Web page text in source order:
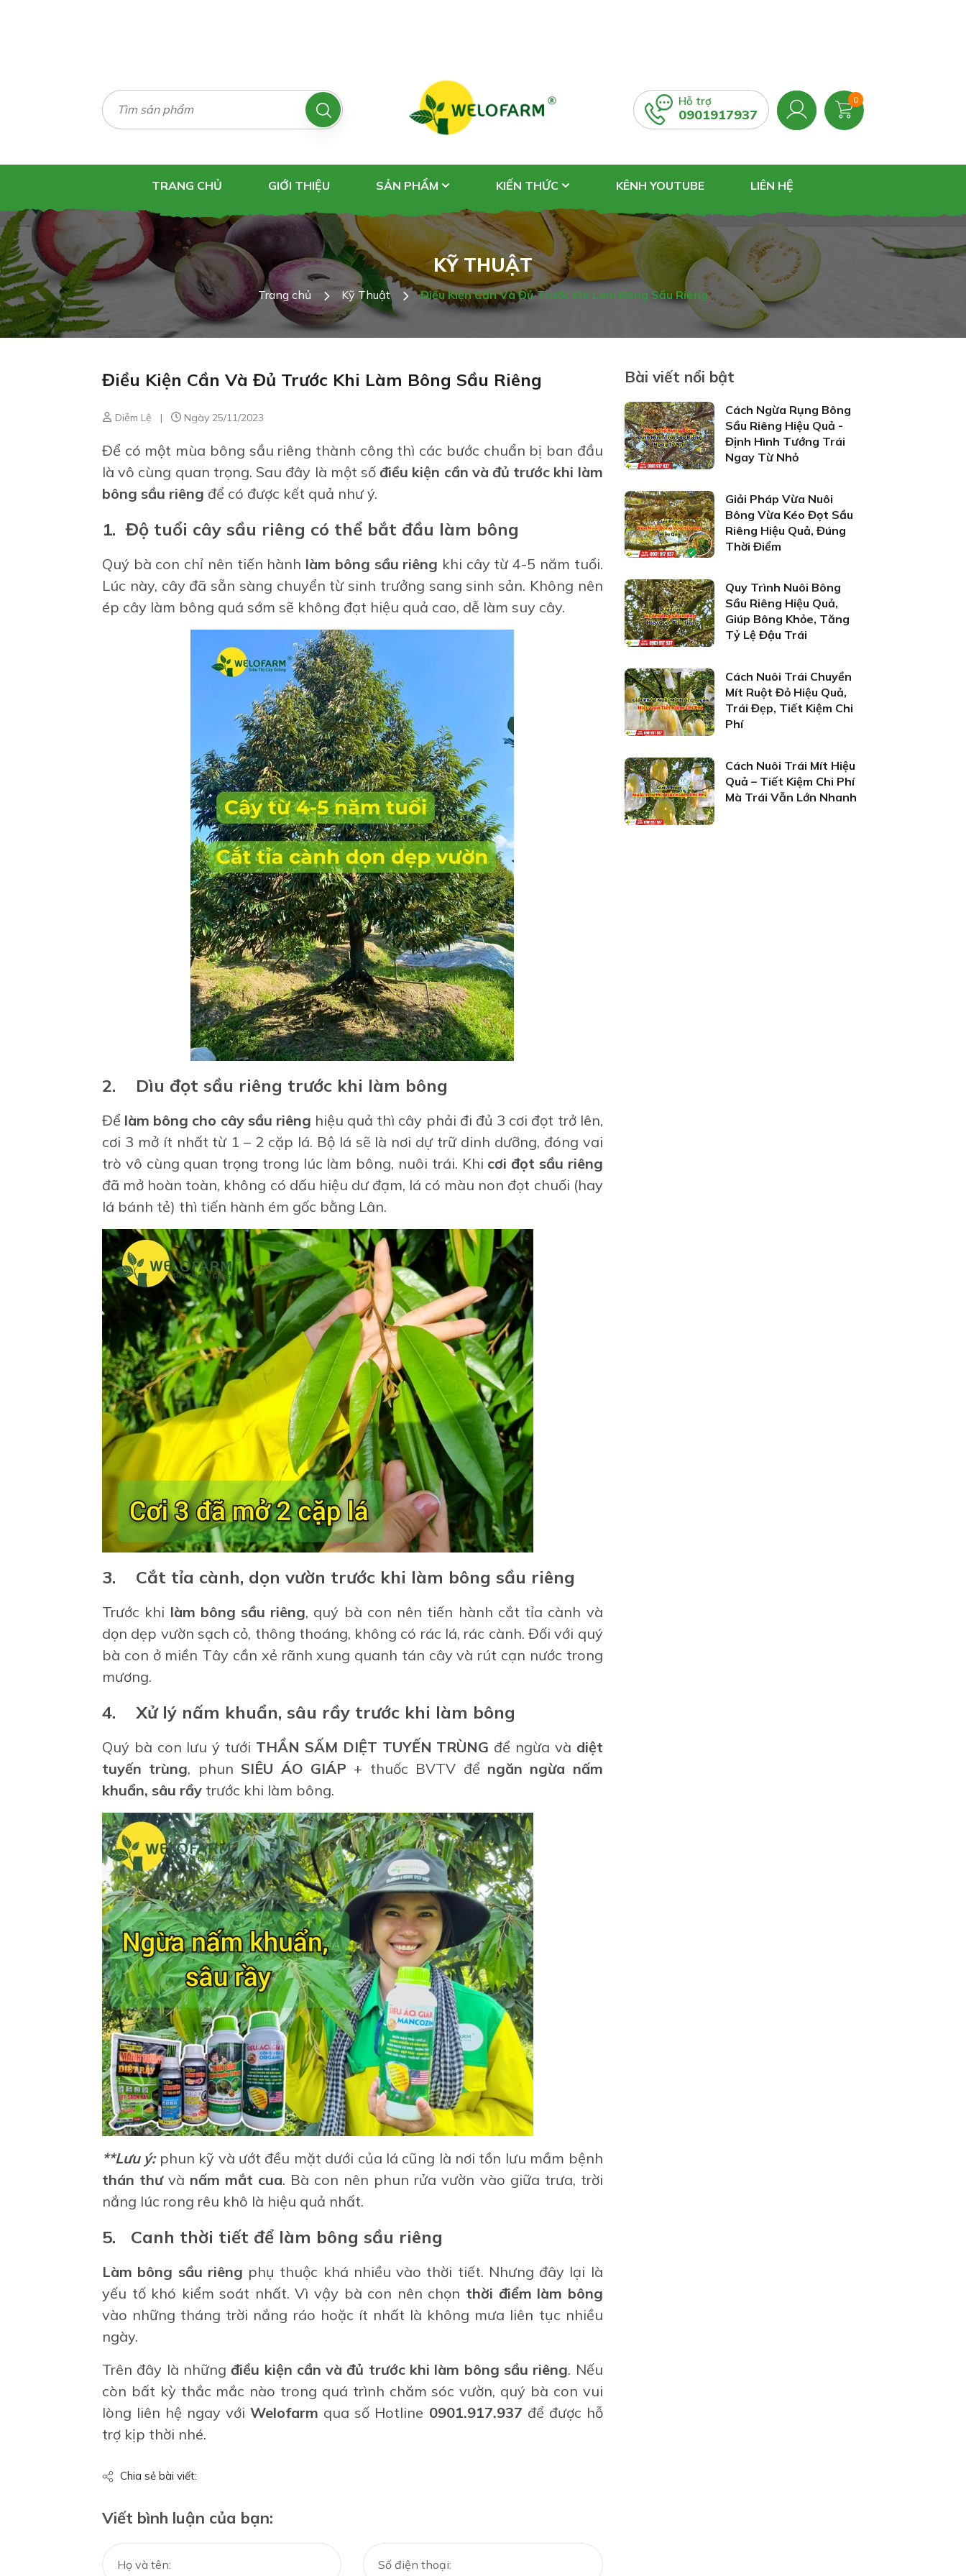
Hỗ trợ
0901917937
0
TRANG CHỦ GIỚI THIỆU SẢN PHẨM KIẾN THỨC KÊNH YOUTUBE LIÊN HỆ
KỸ THUẬT
Trang chủ Kỹ Thuật Điều Kiện Cần Và Đủ Trước Khi Làm Bông Sầu Riêng
Điều Kiện Cần Và Đủ Trước Khi Làm Bông Sầu Riêng
Diễm Lệ | Ngày 25/11/2023
Để có một mùa bông sầu riêng thành công thì các bước chuẩn bị ban đầu
là vô cùng quan trọng. Sau đây là một sốđiều kiện cần và đủ trước khi làm
bông sầu riêng để có được kết quả như ý.
1. Độ tuổi cây sầu riêng có thể bắt đầu làm bông
Quý bà con chỉ nên tiến hành làm bông sầu riêng khi cây từ 4-5 năm tuổi.
Lúc này, cây đã sẵn sàng chuyển từ sinh trưởng sang sinh sản. Không nên
ép cây làm bông quá sớm sẽ không đạt hiệu quả cao, dễ làm suy cây.
2. Dìu đọt sầu riêng trước khi làm bông
Để làm bông cho cây sầu riêng hiệu quả thì cây phải đi đủ 3 cơi đọt trở lên,
cơi 3 mở ít nhất từ 1 – 2 cặp lá. Bộ lá sẽ là nơi dự trữ dinh dưỡng, đóng vai
trò vô cùng quan trọng trong lúc làm bông, nuôi trái. Khi cơi đọt sầu riêng
đã mở hoàn toàn, không có dấu hiệu dư đạm, lá có màu non đọt chuối (hay
lá bánh tẻ) thì tiến hành ém gốc bằng Lân.
3. Cắt tỉa cành, dọn vườn trước khi làm bông sầu riêng
Trước khi làm bông sầu riêng, quý bà con nên tiến hành cắt tỉa cành và
dọn dẹp vườn sạch cỏ, thông thoáng, không có rác lá, rác cành. Đối với quý
bà con ở miền Tây cần xẻ rãnh xung quanh tán cây và rút cạn nước trong
mương.
4. Xử lý nấm khuẩn, sâu rầy trước khi làm bông
Quý bà con lưu ý tưới THẦN SẤM DIỆT TUYẾN TRÙNG để ngừa và diệt
tuyến trùng, phun SIÊU ÁO GIÁP + thuốc BVTV để ngăn ngừa nấm
khuẩn, sâu rầy trước khi làm bông.
**Lưu ý:phun kỹ và ướt đều mặt dưới của lá cũng là nơi tồn lưu mầm bệnh
thán thưvà nấm mắt cua. Bà con nên phun rửa vườn vào giữa trưa, trời
nắng lúc rong rêu khô là hiệu quả nhất.
5. Canh thời tiết để làm bông sầu riêng
Làm bông sầu riêng phụ thuộc khá nhiều vào thời tiết. Nhưng đây lại là
yếu tố khó kiểm soát nhất. Vì vậy bà con nên chọn thời điểm làm bông
vào những tháng trời nắng ráo hoặc ít nhất là không mưa liên tục nhiều
ngày.
Trên đây là nhữngđiều kiện cần và đủ trước khi làm bông sầu riêng. Nếu
còn bất kỳ thắc mắc nào trong quá trình chăm sóc vườn, quý bà con vui
lòng liên hệ ngay vớiWelofarm qua số Hotline 0901.917.937 để được hỗ
trợ kịp thời nhé.
Chia sẻ bài viết:
Viết bình luận của bạn:
Bài viết nổi bật
Cách Ngừa Rụng Bông
Sầu Riêng Hiệu Quả -
Định Hình Tướng Trái
Ngay Từ Nhỏ
Giải Pháp Vừa Nuôi
Bông Vừa Kéo Đọt Sầu
Riêng Hiệu Quả, Đúng
Thời Điểm
Quy Trình Nuôi Bông
Sầu Riêng Hiệu Quả,
Giúp Bông Khỏe, Tăng
Tỷ Lệ Đậu Trái
Cách Nuôi Trái Chuyền
Mít Ruột Đỏ Hiệu Quả,
Trái Đẹp, Tiết Kiệm Chi
Phí
Cách Nuôi Trái Mít Hiệu
Quả – Tiết Kiệm Chi Phí
Mà Trái Vẫn Lớn Nhanh